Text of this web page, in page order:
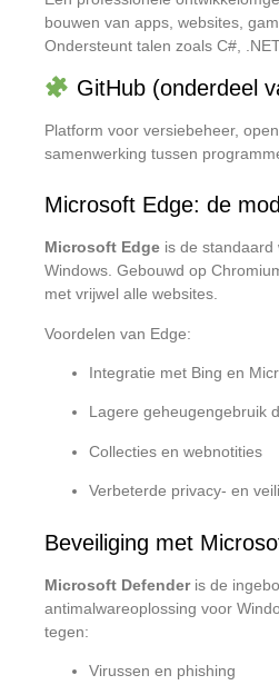
bouwen van apps, websites,
Ondersteunt talen zoals C#,
GitHub (onderdeel
Platform voor versiebeheer,
samenwerking tussen
Microsoft Edge: de
Microsoft Edge is de standaard
Windows. Gebouwd op
met vrijwel alle websites.
Voordelen van Edge:
Integratie met Bing en
Lagere geheugengebruik
Collecties en webnotities
Verbeterde privacy- en
Beveiliging met
Microsoft Defenderis de
antimalwareoplossing voor
tegen:
Virussen en phishing